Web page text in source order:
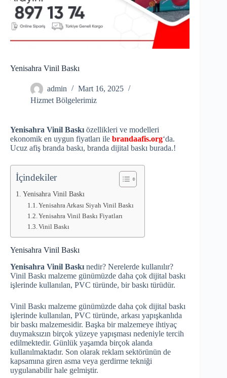
Yenisahra Vinil Baskı
admin
Mart 16, 2025
Hizmet Bölgelerimiz
Yenisahra Vinil Baskı özellikleri ve modelleri
ekonomik en uygun fiyatları ile brandaafis.org‘da.
Ucuz afiş branda baskı, branda dijital baskı burada.!
İçindekiler
Yenisahra Vinil Baskı
Yenisahra Arkası Siyah Vinil Baskı
Yenisahra Vinil Baskı Fiyatları
Vinil Baskı
Yenisahra Vinil Baskı
Yenisahra Vinil Baskı nedir? Nerelerde kullanılır?
Vinil Baskı malzeme günümüzde daha çok dijital baskı
işlerinde kullanılan, PVC türünde, bir baskı türüdür.
Vinil Baskı malzeme günümüzde daha çok dijital baskı
işlerinde kullanılan, PVC türünde, arkası yapışkanlıda
bir baskı malzemesidir. Başka bir malzemeye ihtiyaç
duymaksızın birçok yüzeye yapışması nedeniyle tercih
edilmektedir. Günlük yaşamda birçok alanda
kullanılmaktadır. Son olarak reklam sektörünün de
kapsamına giren asma veya gerdirme tekniği
uygulanabilir hale gelmiştir.